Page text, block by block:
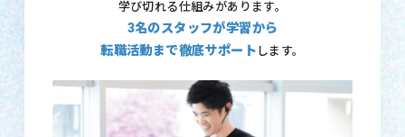
学び切れる仕組みがあります。
3名のスタッフが学習から
転職活動まで徹底サポート します。